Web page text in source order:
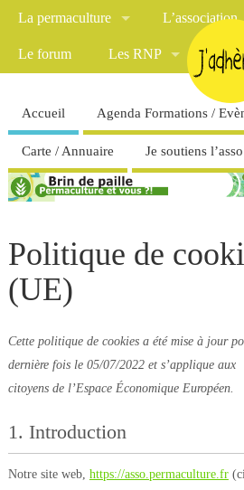
La permaculture L’association
Le forum Les RNP
Accueil Agenda Formations /
Carte / Annuaire Je soutiens
Politique de
(UE)
Cette politique de cookies a été mise à jour
dernière fois le 05/07/2022 et s’applique aux
citoyens de l’Espace Économique Européen.
1. Introduction
Notre site web, https://asso.permaculture.fr